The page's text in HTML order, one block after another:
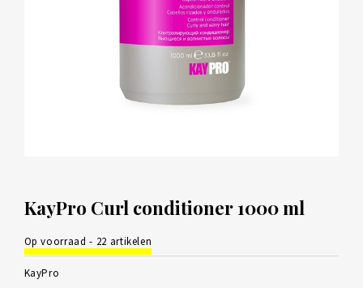
KayPro Curl conditioner 1000 ml
Op voorraad - 22 artikelen
KayPro